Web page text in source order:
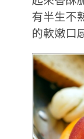
有半生不
的軟嫩口